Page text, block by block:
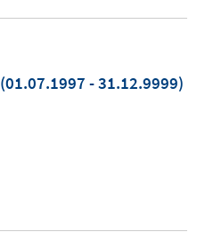
(01.07.1997 - 31.12.9999)